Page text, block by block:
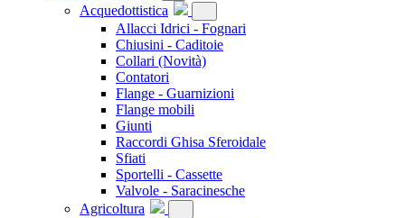
Acquedottistica
Allacci Idrici - Fognari
Chiusini - Caditoie
Collari (Novità)
Contatori
Flange - Guarnizioni
Flange mobili
Giunti
Raccordi Ghisa Sferoidale
Sfiati
Sportelli - Cassette
Valvole - Saracinesche
Agricoltura